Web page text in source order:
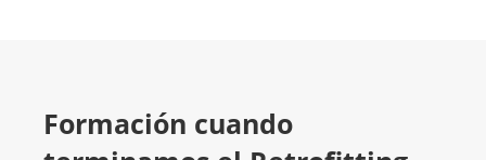
Formación cuando